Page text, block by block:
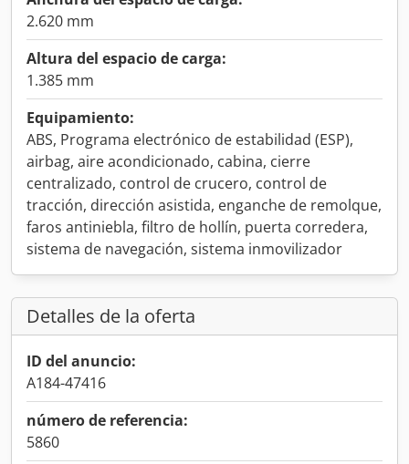
2.620 mm
Altura del espacio de carga:
1.385 mm
Equipamiento:
ABS, Programa electrónico de estabilidad (ESP),
airbag, aire acondicionado, cabina, cierre
centralizado, control de crucero, control de
tracción, dirección asistida, enganche de remolque,
faros antiniebla, filtro de hollín, puerta corredera,
sistema de navegación, sistema inmovilizador
Detalles de la oferta
ID del anuncio:
A184-47416
número de referencia:
5860